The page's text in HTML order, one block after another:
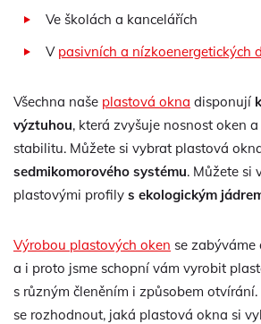
Ve školách a kancelářích
V pasivních a nízkoenergetických
Všechna naše plastová okna disponují
výztuhou, která zvyšuje nosnost oken
stabilitu. Můžete si vybrat plastová
sedmikomorového systému. Můžete si
plastovými profily s ekologickým
Výrobou plastových oken se
a i proto jsme schopní vám vyrobit
s různým členěním i způsobem otvírání.
se rozhodnout, jaká plastová okna si